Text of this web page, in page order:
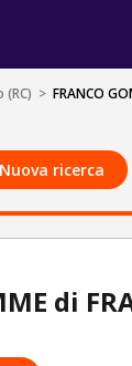
(RC) > FRANCO
Nuova ricerca
di